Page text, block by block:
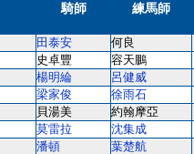
騎師 練馬師
田泰安 何良
史卓豐 容天鵬
楊明綸 呂健威
梁家俊 徐雨石
貝湯美 約翰摩亞
莫雷拉 沈集成
潘頓 葉楚航